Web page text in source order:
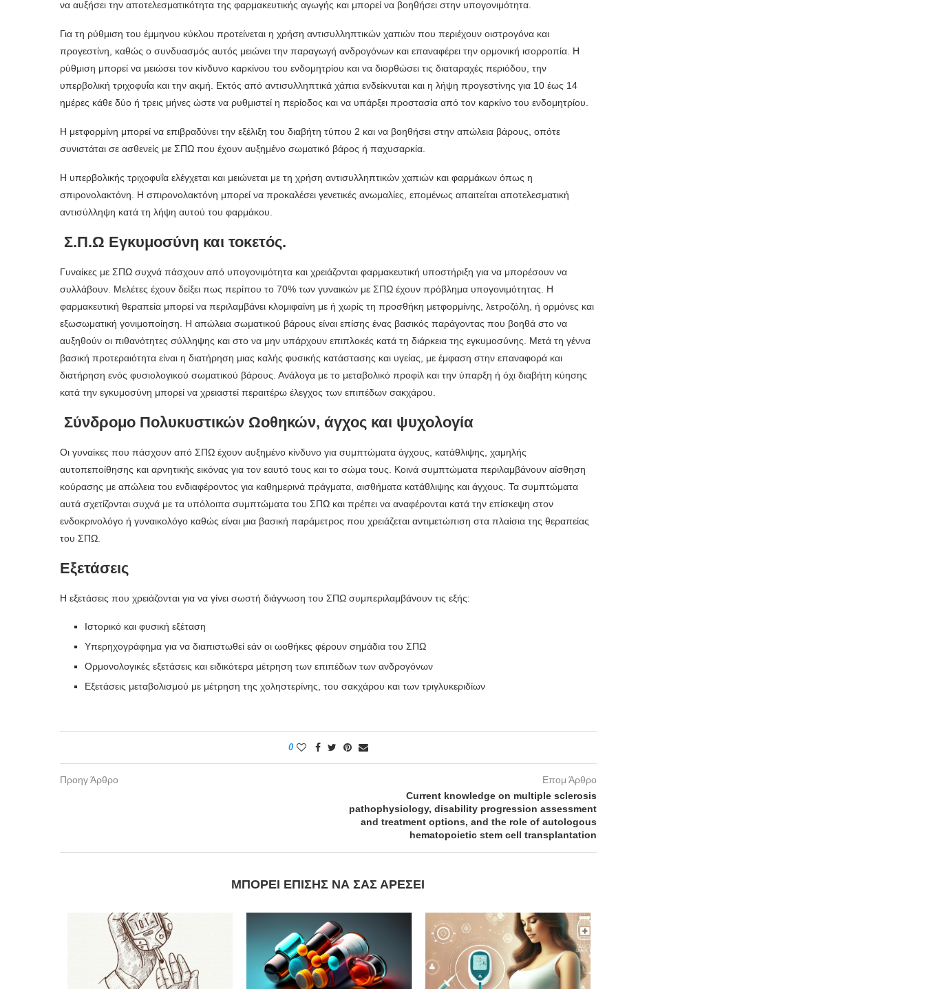
να αυξήσει την αποτελεσματικότητα της φαρμακευτικής αγωγής και μπορεί να βοηθήσει στην υπογονιμότητα.
Για τη ρύθμιση του έμμηνου κύκλου προτείνεται η χρήση αντισυλληπτικών χαπιών που περιέχουν οιστρογόνα και
προγεστίνη, καθώς ο συνδυασμός αυτός μειώνει την παραγωγή ανδρογόνων και επαναφέρει την ορμονική ισορροπία. Η
ρύθμιση μπορεί να μειώσει τον κίνδυνο καρκίνου του ενδομητρίου και να διορθώσει τις διαταραχές περιόδου, την
υπερβολική τριχοφυΐα και την ακμή. Εκτός από αντισυλληπτικά χάπια ενδείκνυται και η λήψη προγεστίνης για 10 έως 14
ημέρες κάθε δύο ή τρεις μήνες ώστε να ρυθμιστεί η περίοδος και να υπάρξει προστασία από τον καρκίνο του ενδομητρίου.
Η μετφορμίνη μπορεί να επιβραδύνει την εξέλιξη του διαβήτη τύπου 2 και να βοηθήσει στην απώλεια βάρους, οπότε
συνιστάται σε ασθενείς με ΣΠΩ που έχουν αυξημένο σωματικό βάρος ή παχυσαρκία.
Η υπερβολικής τριχοφυΐα ελέγχεται και μειώνεται με τη χρήση αντισυλληπτικών χαπιών και φαρμάκων όπως η
σπιρονολακτόνη. Η σπιρονολακτόνη μπορεί να προκαλέσει γενετικές ανωμαλίες, επομένως απαιτείται αποτελεσματική
αντισύλληψη κατά τη λήψη αυτού του φαρμάκου.
Σ.Π.Ω Eγκυμοσύνη και τοκετός.
Γυναίκες με ΣΠΩ συχνά πάσχουν από υπογονιμότητα και χρειάζονται φαρμακευτική υποστήριξη για να μπορέσουν να
συλλάβουν. Μελέτες έχουν δείξει πως περίπου το 70% των γυναικών με ΣΠΩ έχουν πρόβλημα υπογονιμότητας. Η
φαρμακευτική θεραπεία μπορεί να περιλαμβάνει κλομιφαίνη με ή χωρίς τη προσθήκη μετφορμίνης, λετροζόλη, ή ορμόνες και
εξωσωματική γονιμοποίηση. Η απώλεια σωματικού βάρους είναι επίσης ένας βασικός παράγοντας που βοηθά στο να
αυξηθούν οι πιθανότητες σύλληψης και στο να μην υπάρχουν επιπλοκές κατά τη διάρκεια της εγκυμοσύνης. Μετά τη γέννα
βασική προτεραιότητα είναι η διατήρηση μιας καλής φυσικής κατάστασης και υγείας, με έμφαση στην επαναφορά και
διατήρηση ενός φυσιολογικού σωματικού βάρους. Ανάλογα με το μεταβολικό προφίλ και την ύπαρξη ή όχι διαβήτη κύησης
κατά την εγκυμοσύνη μπορεί να χρειαστεί περαιτέρω έλεγχος των επιπέδων σακχάρου.
Σύνδρομο Πολυκυστικών Ωοθηκών, άγχος και ψυχολογία
Οι γυναίκες που πάσχουν από ΣΠΩ έχουν αυξημένο κίνδυνο για συμπτώματα άγχους, κατάθλιψης, χαμηλής
αυτοπεποίθησης και αρνητικής εικόνας για τον εαυτό τους και το σώμα τους. Κοινά συμπτώματα περιλαμβάνουν αίσθηση
κούρασης με απώλεια του ενδιαφέροντος για καθημερινά πράγματα, αισθήματα κατάθλιψης και άγχους. Τα συμπτώματα
αυτά σχετίζονται συχνά με τα υπόλοιπα συμπτώματα του ΣΠΩ και πρέπει να αναφέρονται κατά την επίσκεψη στον
ενδοκρινολόγο ή γυναικολόγο καθώς είναι μια βασική παράμετρος που χρειάζεται αντιμετώπιση στα πλαίσια της θεραπείας
του ΣΠΩ.
Eξετάσεις
Η εξετάσεις που χρειάζονται για να γίνει σωστή διάγνωση του ΣΠΩ συμπεριλαμβάνουν τις εξής:
Ιστορικό και φυσική εξέταση
Υπερηχογράφημα για να διαπιστωθεί εάν οι ωοθήκες φέρουν σημάδια του ΣΠΩ
Ορμονολογικές εξετάσεις και ειδικότερα μέτρηση των επιπέδων των ανδρογόνων
Εξετάσεις μεταβολισμού με μέτρηση της χοληστερίνης, του σακχάρου και των τριγλυκεριδίων
0
Προηγ Άρθρο
Επομ Άρθρο
Current knowledge on multiple sclerosis
pathophysiology, disability progression assessment
and treatment options, and the role of autologous
hematopoietic stem cell transplantation
ΜΠΟΡΕΊ ΕΠΊΣΗΣ ΝΑ ΣΑΣ ΑΡΈΣΕΙ